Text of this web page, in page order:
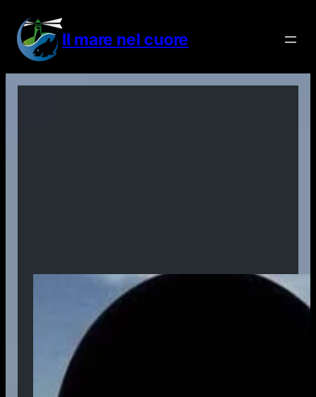
contenuto
Il mare nel cuore